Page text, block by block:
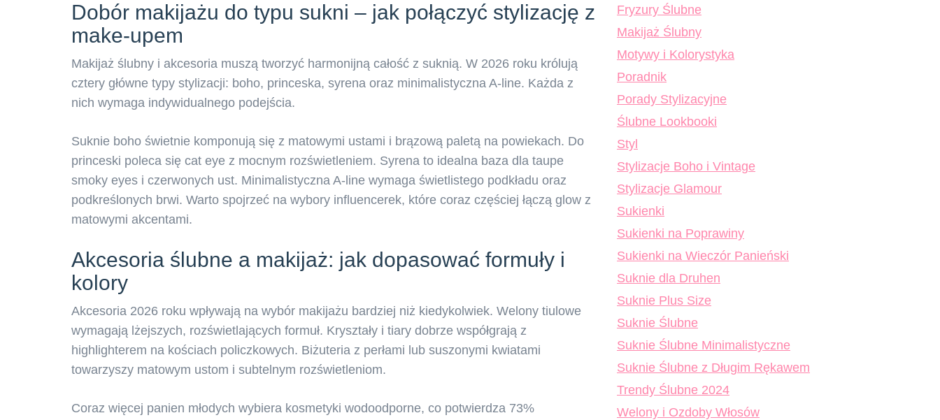
Dobór makijażu do typu sukni – jak połączyć stylizację z
make-upem
Makijaż ślubny i akcesoria muszą tworzyć harmonijną całość z suknią. W 2026 roku królują
cztery główne typy stylizacji: boho, princeska, syrena oraz minimalistyczna A-line. Każda z
nich wymaga indywidualnego podejścia.
Suknie boho świetnie komponują się z matowymi ustami i brązową paletą na powiekach. Do
princeski poleca się cat eye z mocnym rozświetleniem. Syrena to idealna baza dla taupe
smoky eyes i czerwonych ust. Minimalistyczna A-line wymaga świetlistego podkładu oraz
podkreślonych brwi. Warto spojrzeć na wybory influencerek, które coraz częściej łączą glow z
matowymi akcentami.
Akcesoria ślubne a makijaż: jak dopasować formuły i
kolory
Akcesoria 2026 roku wpływają na wybór makijażu bardziej niż kiedykolwiek. Welony tiulowe
wymagają lżejszych, rozświetlających formuł. Kryształy i tiary dobrze współgrają z
highlighterem na kościach policzkowych. Biżuteria z perłami lub suszonymi kwiatami
towarzyszy matowym ustom i subtelnym rozświetleniom.
Coraz więcej panien młodych wybiera kosmetyki wodoodporne, co potwierdza 73%
Fryzury Ślubne
Makijaż Ślubny
Motywy i Kolorystyka
Poradnik
Porady Stylizacyjne
Ślubne Lookbooki
Styl
Stylizacje Boho i Vintage
Stylizacje Glamour
Sukienki
Sukienki na Poprawiny
Sukienki na Wieczór Panieński
Suknie dla Druhen
Suknie Plus Size
Suknie Ślubne
Suknie Ślubne Minimalistyczne
Suknie Ślubne z Długim Rękawem
Trendy Ślubne 2024
Welony i Ozdoby Włosów